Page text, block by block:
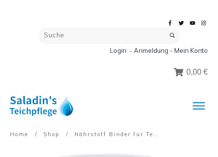
Login - Anmeldung - Mein Konto
0,00 €
Home / Shop / Nährstoff Binder für Teiche – 1 kg für 20 m³